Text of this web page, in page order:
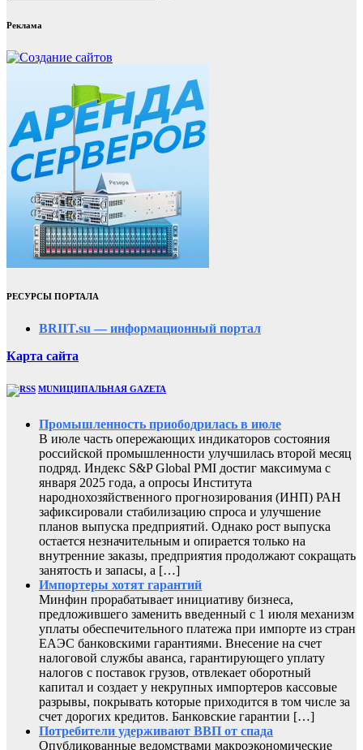
Реклама
РЕСУРСЫ ПОРТАЛА
BRIIT.su — информационный портал
Карта сайта
MUNИЦИПАЛЬНАЯ GAZЕТА
Промышленность приободрилась в июле
В июле часть опережающих индикаторов состояния
российской промышленности улучшилась второй месяц
подряд. Индекс S&P Global PMI достиг максимума с
января 2025 года, а опросы Института
народнохозяйственного прогнозирования (ИНП) РАН
зафиксировали стабилизацию спроса и улучшение
планов выпуска предприятий. Однако рост выпуска
остается незначительным и опирается только на
внутренние заказы, предприятия продолжают сокращать
занятость и запасы, а […]
Импортеры хотят гарантий
Минфин прорабатывает инициативу бизнеса,
предложившего заменить введенный с 1 июля механизм
уплаты обеспечительного платежа при импорте из стран
ЕАЭС банковскими гарантиями. Внесение на счет
налоговой службы аванса, гарантирующего уплату
налогов с поставок грузов, отвлекает оборотный
капитал и создает у некрупных импортеров кассовые
разрывы, покрывать которые приходится в том числе за
счет дорогих кредитов. Банковские гарантии […]
Потребители удерживают ВВП от спада
Опубликованные ведомствами макроэкономические